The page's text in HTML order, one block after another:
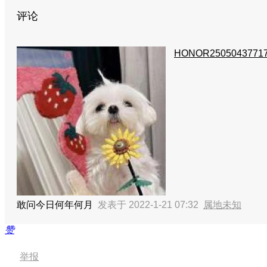
评论
敢问今日何年何月 发表于 2022-1-21 07:32 属地未知
赞
举报